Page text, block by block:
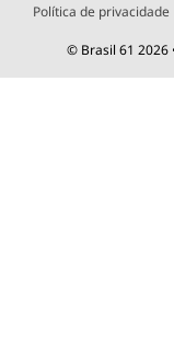
Política de privacidade
© Brasil 61 2026